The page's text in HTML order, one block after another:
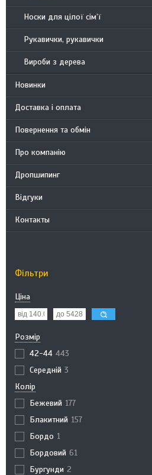
Носки для цілої сім’ї
Рукавички, рукавички
Вироби з дерева
Новинки
Доставка і оплата
Повернення та обмін
Про компанію
Дропшипинг
Відгуки
Контакты
Фільтри
Ціна
Розмір
42-44 443
Середній 3
Колір
Бежевий 177
Блакитний 157
Бордо 1
Бордовий 61
Бургунди 2